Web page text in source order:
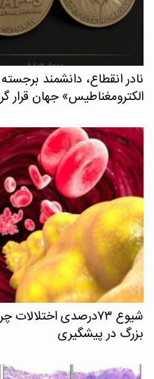
نادر انقطاع، دانشمند
الکترومغناطیس» جهان قرار
شیوع ۷۳درصدی
بزرگ در پیشگیری